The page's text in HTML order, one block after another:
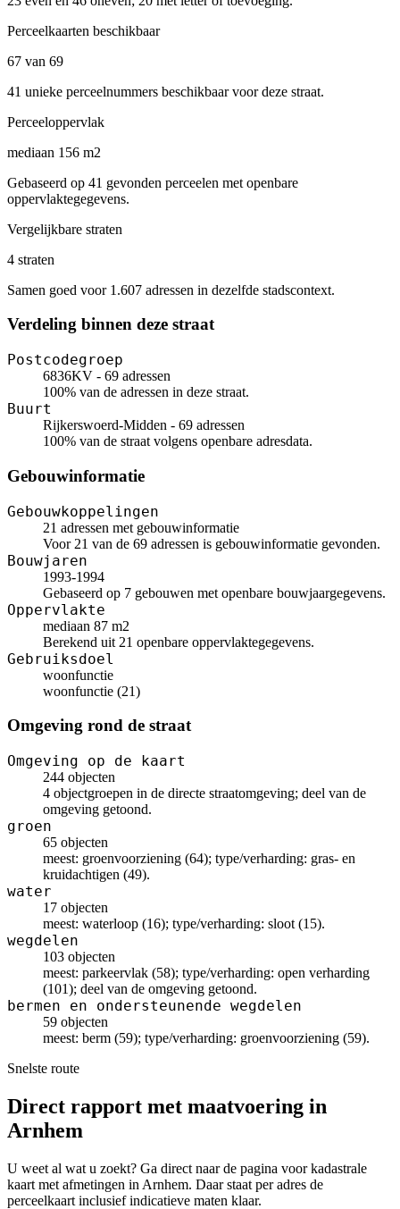
Perceelkaarten beschikbaar
67 van 69
41 unieke perceelnummers beschikbaar voor deze straat.
Perceeloppervlak
mediaan 156 m2
Gebaseerd op 41 gevonden perceelen met openbare
oppervlaktegegevens.
Vergelijkbare straten
4 straten
Samen goed voor 1.607 adressen in dezelfde stadscontext.
Verdeling binnen deze straat
Postcodegroep
6836KV - 69 adressen
100% van de adressen in deze straat.
Buurt
Rijkerswoerd-Midden - 69 adressen
100% van de straat volgens openbare adresdata.
Gebouwinformatie
Gebouwkoppelingen
21 adressen met gebouwinformatie
Voor 21 van de 69 adressen is gebouwinformatie gevonden.
Bouwjaren
1993-1994
Gebaseerd op 7 gebouwen met openbare bouwjaargegevens.
Oppervlakte
mediaan 87 m2
Berekend uit 21 openbare oppervlaktegegevens.
Gebruiksdoel
woonfunctie
woonfunctie (21)
Omgeving rond de straat
Omgeving op de kaart
244 objecten
4 objectgroepen in de directe straatomgeving; deel van de
omgeving getoond.
groen
65 objecten
meest: groenvoorziening (64); type/verharding: gras- en
kruidachtigen (49).
water
17 objecten
meest: waterloop (16); type/verharding: sloot (15).
wegdelen
103 objecten
meest: parkeervlak (58); type/verharding: open verharding
(101); deel van de omgeving getoond.
bermen en ondersteunende wegdelen
59 objecten
meest: berm (59); type/verharding: groenvoorziening (59).
Snelste route
Direct rapport met maatvoering in
Arnhem
U weet al wat u zoekt? Ga direct naar de pagina voor kadastrale
kaart met afmetingen in Arnhem. Daar staat per adres de
perceelkaart inclusief indicatieve maten klaar.